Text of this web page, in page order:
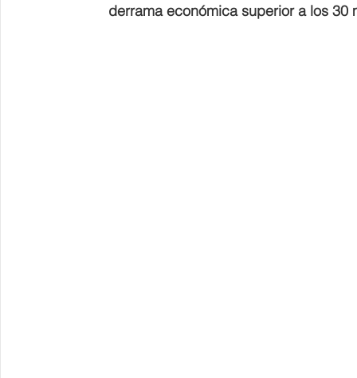
derrama económica superior a los